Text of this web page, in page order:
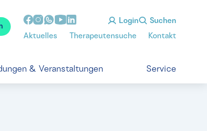
Login Suchen
Aktuelles Therapeutensuche Kontakt
& Veranstaltungen Service